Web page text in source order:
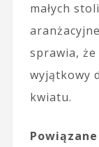
małych
sprawia, że
wyjątkowy
kwiatu.